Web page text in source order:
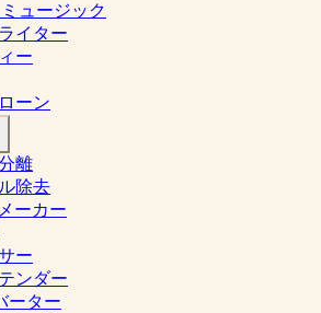
ュージック
イター
ー
ーン
離
除去
ーカー
ー
ンダー
ーター